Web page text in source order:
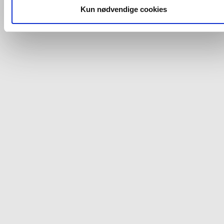
dit samtykke, hvis du måtte ønske det.
Du kan se mere om, hvordan vi behandler dine
Kun nødvendige cookies